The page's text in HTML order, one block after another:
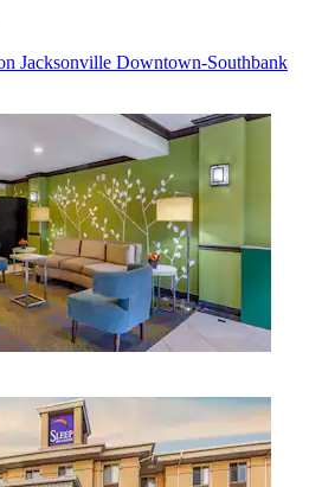
Jacksonville Downtown-Southbank